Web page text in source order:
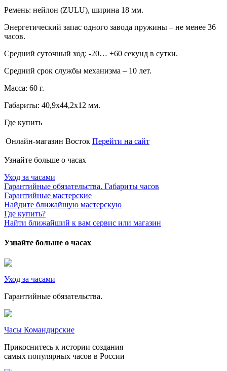
Ремень: нейлон (ZULU), ширина 18 мм.
Энергетический запас одного завода пружины – не менее 36
часов.
Средний суточный ход: -20… +60 секунд в сутки.
Средний срок службы механизма – 10 лет.
Масса: 60 г.
Габариты: 40,9х44,2х12 мм.
Где купить
Онлайн-магазин Восток Перейти на сайт
Узнайте больше о часах
Уход за часами
Гарантийные обязательства. Габариты часов
Гарантийные мастерские
Найдите ближайшую мастерскую
Где купить?
Найти ближайший к вам сервис или магазин
Узнайте больше о часах
Уход за часами
Гарантийные обязательства.
Часы Командирские
Прикоснитесь к истории создания
самых популярных часов в России